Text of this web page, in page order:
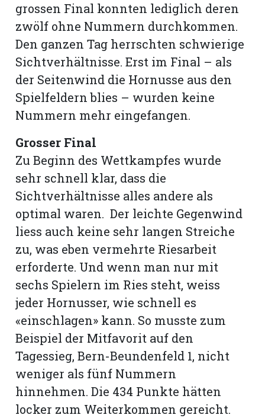
grossen Final konnten lediglich deren
zwölf ohne Nummern durchkommen.
Den ganzen Tag herrschten schwierige
Sichtverhältnisse. Erst im Final – als
der Seitenwind die Hornusse aus den
Spielfeldern blies – wurden keine
Nummern mehr eingefangen.
Grosser Final
Zu Beginn des Wettkampfes wurde
sehr schnell klar, dass die
Sichtverhältnisse alles andere als
optimal waren. Der leichte Gegenwind
liess auch keine sehr langen Streiche
zu, was eben vermehrte Riesarbeit
erforderte. Und wenn man nur mit
sechs Spielern im Ries steht, weiss
jeder Hornusser, wie schnell es
«einschlagen» kann. So musste zum
Beispiel der Mitfavorit auf den
Tagessieg, Bern-Beundenfeld 1, nicht
weniger als fünf Nummern
hinnehmen. Die 434 Punkte hätten
locker zum Weiterkommen gereicht.